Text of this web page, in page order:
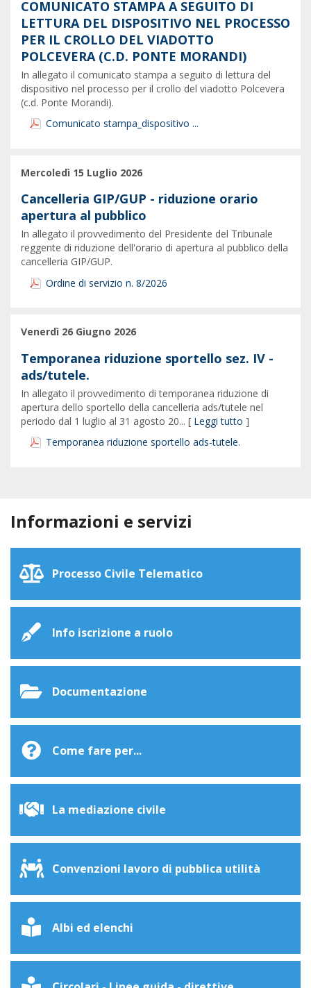
COMUNICATO STAMPA A SEGUITO DI
LETTURA DEL DISPOSITIVO NEL PROCESSO
PER IL CROLLO DEL VIADOTTO
POLCEVERA (C.D. PONTE MORANDI)
In allegato il comunicato stampa a seguito di lettura del
dispositivo nel processo per il crollo del viadotto Polcevera
(c.d. Ponte Morandi).
Comunicato stampa_dispositivo ...
Mercoledì 15 Luglio 2026
Cancelleria GIP/GUP - riduzione orario
apertura al pubblico
In allegato il provvedimento del Presidente del Tribunale
reggente di riduzione dell'orario di apertura al pubblico della
cancelleria GIP/GUP.
Ordine di servizio n. 8/2026
Venerdì 26 Giugno 2026
Temporanea riduzione sportello sez. IV -
ads/tutele.
In allegato il provvedimento di temporanea riduzione di
apertura dello sportello della cancelleria ads/tutele nel
periodo dal 1 luglio al 31 agosto 20... [ Leggi tutto ]
Temporanea riduzione sportello ads-tutele.
Informazioni e servizi
Processo Civile Telematico
Info iscrizione a ruolo
Documentazione
Come fare per...
La mediazione civile
Convenzioni lavoro di pubblica utilità
Albi ed elenchi